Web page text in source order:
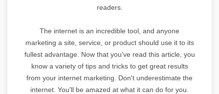
readers.
The internet is an incredible tool, and anyone
marketing a site, service, or product should use it to its
fullest advantage. Now that you've read this article, you
know a variety of tips and tricks to get great results
from your internet marketing. Don't underestimate the
internet. You'll be amazed at what it can do for you.